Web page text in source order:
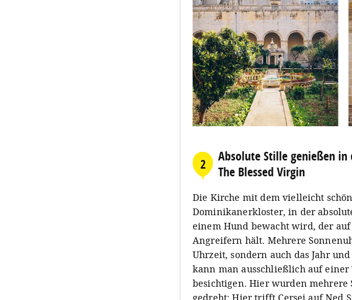
2
Absolute Stille genießen in
The Blessed Virgin
Die Kirche mit dem vielleicht
Dominikanerkloster, in der
einem Hund bewacht wird, der
Angreifern hält. Mehrere
Uhrzeit, sondern auch das Jahr
kann man ausschließlich auf
besichtigen. Hier wurden mehrere
gedreht: Hier trifft Cersei auf Ned